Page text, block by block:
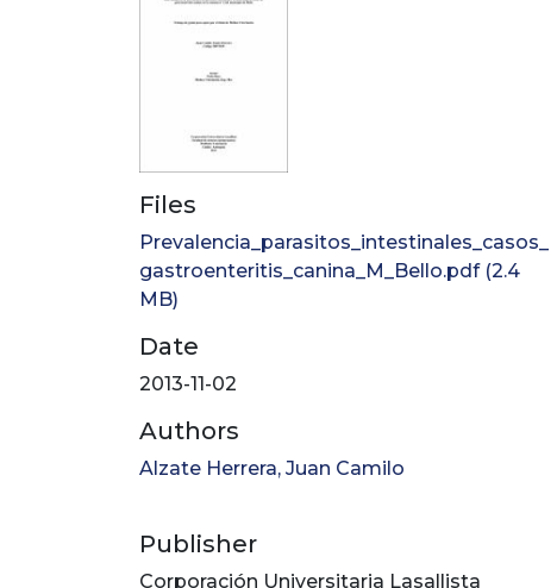
Files
Prevalencia_parasitos_intestinales_casos_
gastroenteritis_canina_M_Bello.pdf(2.4
MB)
Date
2013-11-02
Authors
Alzate Herrera, Juan Camilo
Publisher
Corporación Universitaria Lasallista